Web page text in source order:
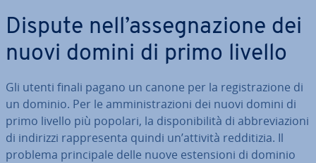
Dispute nell’as­se­gna­zio­ne dei
nuovi domini di primo livello
Gli utenti finali pagano un canone per la re­gi­stra­zio­ne di
un dominio. Per le am­mi­ni­stra­zio­ni dei nuovi domini di
primo livello più popolari, la di­spo­ni­bi­li­tà di ab­bre­via­zio­ni
di indirizzi rap­pre­sen­ta quindi un’attività red­di­ti­zia. Il
problema prin­ci­pa­le delle nuove esten­sio­ni di dominio